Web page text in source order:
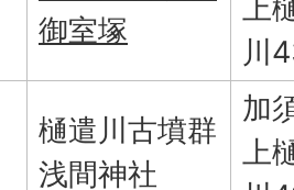
御室塚
上
川
樋遣川古墳群
浅間神社
加
上